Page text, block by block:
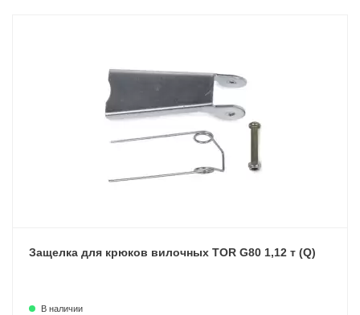
Защелка для крюков вилочных TOR G80 1,12 т (Q)
В наличии